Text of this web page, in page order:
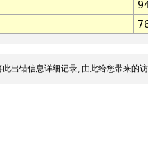
出错信息详细记录, 由此给您带来的